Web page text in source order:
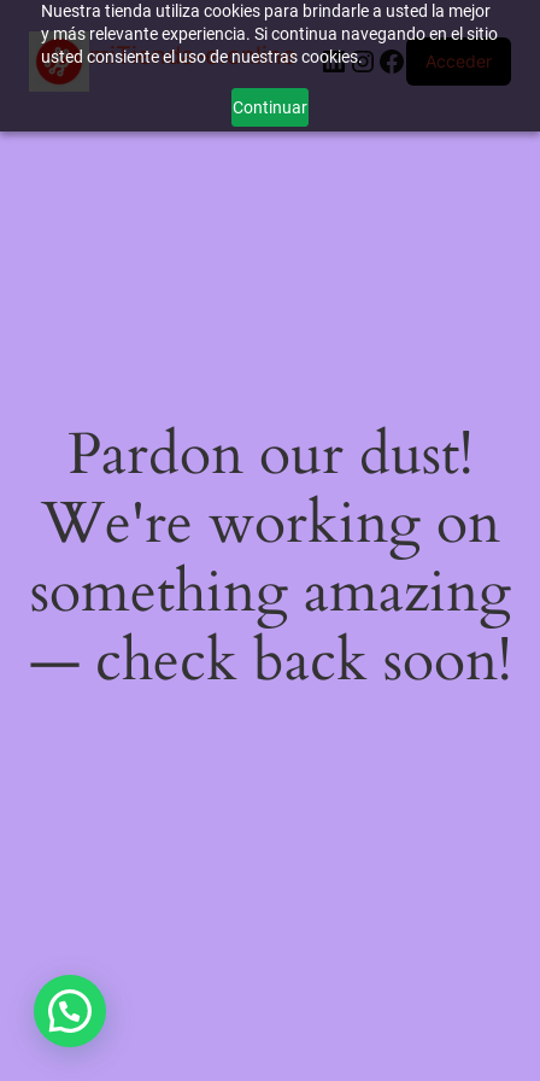
Nuestra tienda utiliza cookies para brindarle a usted la mejor
y más relevante experiencia. Si continua navegando en el sitio
usted consiente el uso de nuestras cookies.
Continuar
miTienda-e.online LinkedIn
Instagram
Facebook
Acceder
Pardon our dust!
We're working on
something amazing
— check back soon!